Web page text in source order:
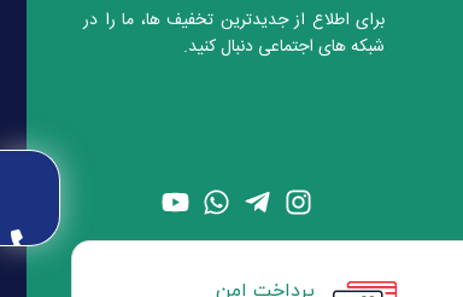
برای اطلاع از جدیدترین تخفیف ها، ما را در
شبکه های اجتماعی دنبال کنید.
پرداخت امن